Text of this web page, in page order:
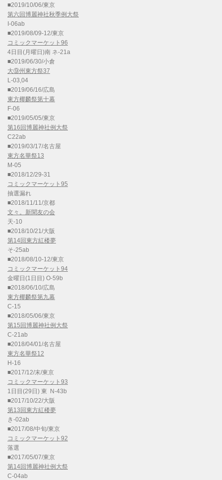
■2019/10/06/東京
第六回博麗神社秋季例大祭
I-06ab
■2019/08/09-12/東京
コミックマーケット96
4日目(月曜日)南 ネ-21a
■2019/06/30/小倉
大⑨州東方祭37
L-03,04
■2019/06/16/広島
東方椰麟祭第十幕
F-06
■2019/05/05/東京
第16回博麗神社例大祭
C22ab
■2019/03/17/名古屋
東方名華祭13
M-05
■2018/12/29-31
コミックマーケット95
抽選漏れ
■2018/11/11/京都
文々。新聞友の会
天-10
■2018/10/21/大阪
第14回東方紅楼夢
そ-25ab
■2018/08/10-12/東京
コミックマーケット94
金曜日(1日目) O-59b
■2018/06/10/広島
東方椰麟祭第九幕
C-15
■2018/05/06/東京
第15回博麗神社例大祭
C-21ab
■2018/04/01/名古屋
東方名華祭12
H-16
■2017/12/末/東京
コミックマーケット93
1日目(29日) 東 N-43b
■2017/10/22/大阪
第13回東方紅楼夢
き-02ab
■2017/08/中旬/東京
コミックマーケット92
落選
■2017/05/07/東京
第14回博麗神社例大祭
C-04ab